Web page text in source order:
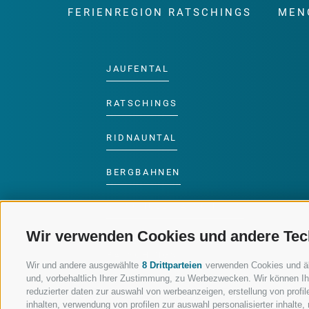
Wir verwenden Cookies und andere
Wir und andere ausgewählte 8 Drittparteien verwenden Cookies und
und, vorbehaltlich Ihrer Zustimmung, zu Werbezwecken. Wir können
reduzierter daten zur auswahl von werbeanzeigen, erstellung von
inhalten, verwendung von profilen zur auswahl personalisierter
FERIENREGION RATSCHINGS
JAUFENTAL
RATSCHINGS
RIDNAUNTAL
BERGBAHNEN
LUISL'S SKISCHULE IN